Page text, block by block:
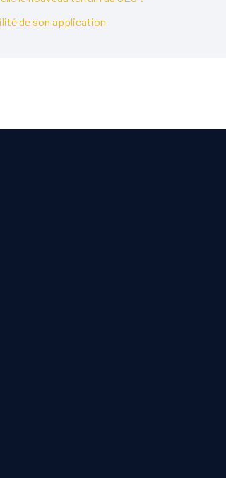
de son application